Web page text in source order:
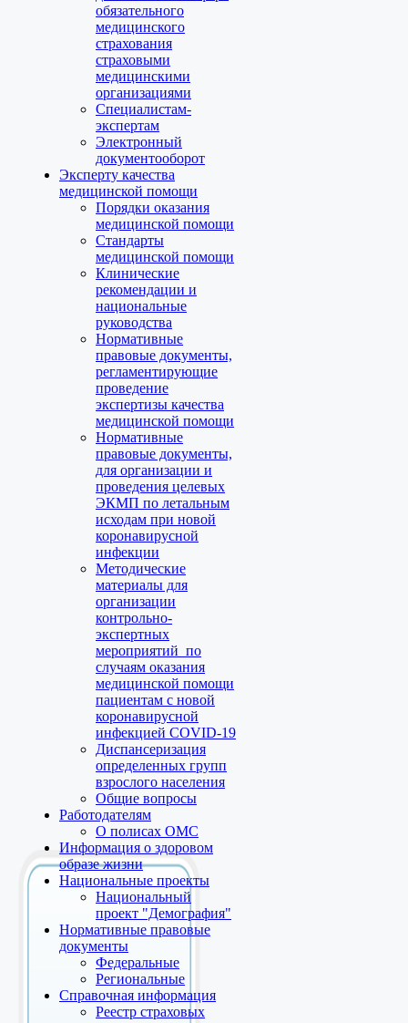
обязательного
медицинского
страхования
страховыми
медицинскими
организациями
Специалистам-
экспертам
Электронный
документооборот
Эксперту качества
медицинской помощи
Порядки оказания
медицинской помощи
Стандарты
медицинской помощи
Клинические
рекомендации и
национальные
руководства
Нормативные
правовые документы,
регламентирующие
проведение
экспертизы качества
медицинской помощи
Нормативные
правовые документы,
для организации и
проведения целевых
ЭКМП по летальным
исходам при новой
коронавирусной
инфекции
Методические
материалы для
организации
контрольно-
экспертных
мероприятий по
случаям оказания
медицинской помощи
пациентам с новой
коронавирусной
инфекцией COVID-19
Диспансеризация
определенных групп
взрослого населения
Общие вопросы
Работодателям
О полисах ОМС
Информация о здоровом
образе жизни
Национальные проекты
Национальный
проект "Демография"
Нормативные правовые
документы
Федеральные
Региональные
Справочная информация
Реестр страховых